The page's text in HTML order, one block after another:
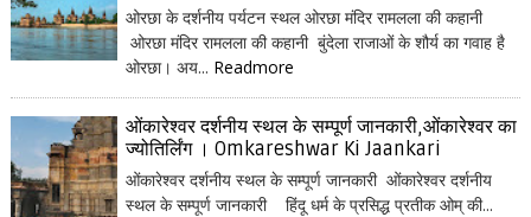
ओरछा के दर्शनीय पर्यटन स्थल ओरछा मंदिर रामलला की कहानी
ओरछा मंदिर रामलला की कहानी बुंदेला राजाओं के शौर्य का गवाह है
ओरछा। अय... Readmore
ओंकारेश्वर दर्शनीय स्थल के सम्पूर्ण जानकारी,ओंकारेश्वर का
ज्योतिर्लिंग । Omkareshwar Ki Jaankari
ओंकारेश्वर दर्शनीय स्थल के सम्पूर्ण जानकारी ओंकारेश्वर दर्शनीय
स्थल के सम्पूर्ण जानकारी हिंदू धर्म के प्रसिद्ध प्रतीक ओम् की...